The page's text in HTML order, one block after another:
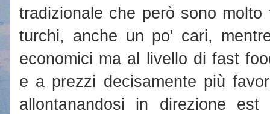
tradizionale che però sono
turchi, anche un po' cari,
economici ma al livello di fast
e a prezzi decisamente più
allontanandosi in direzione